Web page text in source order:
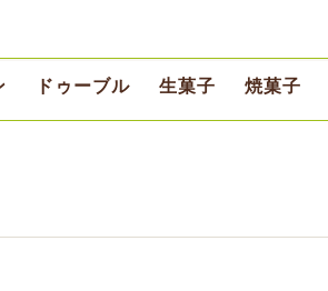
ドゥーブル 生菓子 焼菓子